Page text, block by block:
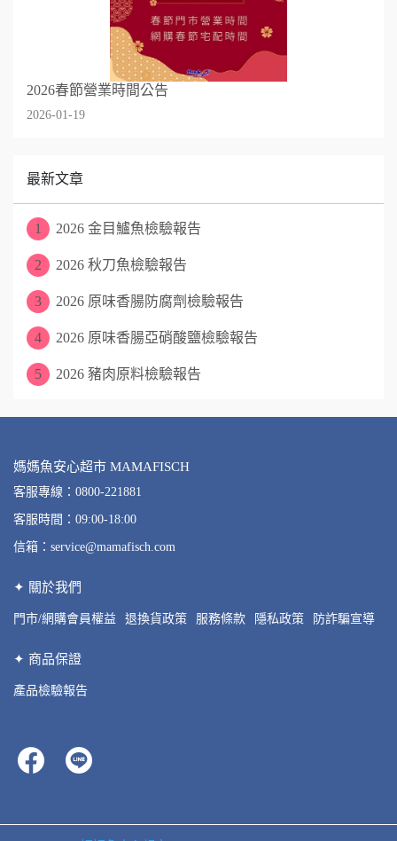
2026春節營業時間公告
2026-01-19
最新文章
1 2026 金目鱸魚檢驗報告
2 2026 秋刀魚檢驗報告
3 2026 原味香腸防腐劑檢驗報告
4 2026 原味香腸亞硝酸鹽檢驗報告
5 2026 豬肉原料檢驗報告
媽媽魚安心超市 MAMAFISCH
客服專線：0800-221881
客服時間：09:00-18:00
信箱：service@mamafisch.com
✦ 關於我們
門市/網購會員權益 退換貨政策 服務條款 隱私政策 防詐騙宣導
✦ 商品保證
產品檢驗報告